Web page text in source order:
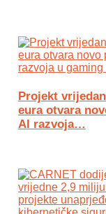
Projekt
eura otvara
AI razvoja…